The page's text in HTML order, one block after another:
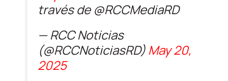
través de @RCCMediaRD
— RCC Noticias
(@RCCNoticiasRD)May 20,
2025